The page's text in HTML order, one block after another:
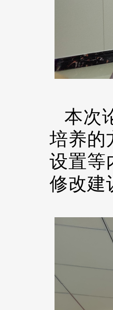
本次
培养的
设置等
修改建